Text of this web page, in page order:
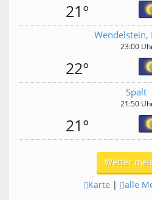
21°
Wendelstein,
23:00
22°
Spalt
21:50
21°
Wetter
Karte | alle